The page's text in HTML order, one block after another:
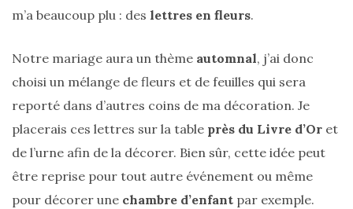
m’a beaucoup plu : des lettres en fleurs.
Notre mariage aura un thème automnal, j’ai donc
choisi un mélange de fleurs et de feuilles qui sera
reporté dans d’autres coins de ma décoration. Je
placerais ces lettres sur la table près du Livre d’Or et
de l’urne afin de la décorer. Bien sûr, cette idée peut
être reprise pour tout autre événement ou même
pour décorer une chambre d’enfant par exemple.